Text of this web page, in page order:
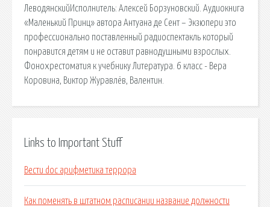
ЛеводянскийИсполнитель: Алексей Борзуновский. Аудиокнига
«Маленький Принц» автора Антуана де Сент – Экзюпери это
профессионально поставленный радиоспектакль который
понравится детям и не оставит равнодушными взрослых.
Фонохрестоматия к учебнику Литература. 6 класс - Вера
Коровина, Виктор Журавлёв, Валентин.
Links to Important Stuff
Вести doc арифметика террора
Как поменять в штатном расписании название должности